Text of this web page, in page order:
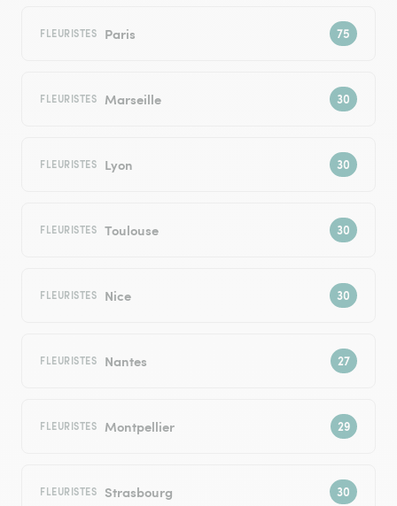
FLEURISTES Paris
FLEURISTES Marseille
FLEURISTES Lyon
FLEURISTES Toulouse
FLEURISTES Nice
FLEURISTES Nantes
FLEURISTES Montpellier
FLEURISTES Strasbourg